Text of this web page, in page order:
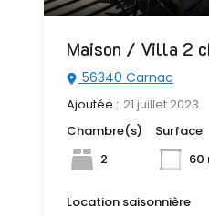
Maison / Villa 2
56340 Carnac
Ajoutée : 21 juillet 2023
Chambre(s)
2
Surface
60
Location saisonnière